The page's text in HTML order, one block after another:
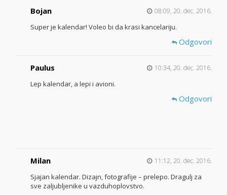
Bojan 08:09, 20. dec. 2016.
Super je kalendar! Voleo bi da krasi kancelariju.
Odgovori
Paulus 10:34, 20. dec. 2016.
Lep kalendar, a lepi i avioni.
Odgovori
Milan 11:12, 20. dec. 2016.
Sjajan kalendar. Dizajn, fotografije – prelepo. Dragulj za
sve zaljubljenike u vazduhoplovstvo.